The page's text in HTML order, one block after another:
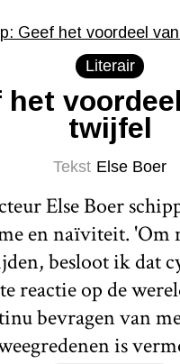
Literair
het
twijfel
Tekst Else Boer
Else Boer
en naïviteit. 'Om
besloot ik dat
reactie op de
bevragen van
is